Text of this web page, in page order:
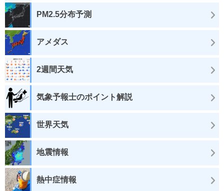
PM2.5分布予測
アメダス
2週間天気
気象予報士のポイント解説
世界天気
地震情報
熱中症情報